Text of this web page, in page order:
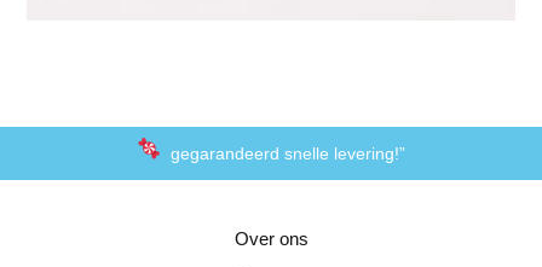
gegarandeerd snelle levering!”
Over ons